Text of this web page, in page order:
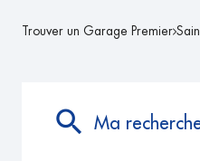
Trouver un Garage Premier
Ma